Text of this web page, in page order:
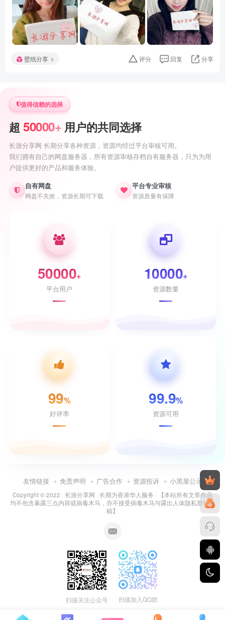
壁纸分享 评分 回复 分享
值得信赖的选择
超50000+ 用户的共同选择
长游分享网 长期分享各种资源，资源均经过平台审核可用。
我们拥有自己的网盘服务器，所有资源审核存档自有服务器，只为为用
户提供更好的产品和服务体验。
自有网盘
网盘不失效，资源长期可下载
平台专业审核
资源质量有保障
50000+
平台用户
10000+
资源数量
99%
好评率
99.9%
资源可用
友情链接 免责声明 广告合作 资源投诉 小黑屋公示
Copyright © 2022 · 长游分享网 · 长期为香港华人服务 · 【本站所有文章作品
均不包含暴露三点内容或病毒木马，亦不接受病毒木马与露出人体隐私部位投
稿】
扫描关注公众号 扫描加入QQ群